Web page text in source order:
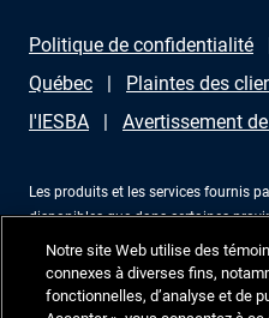
Politique de confidentialité
Québec
Plaintes des
l'IESBA
Avertissement
Les produits et les services fournis
disponibles que dans certaines
Canada et uniquement par
Aucune partie de ce document ne
ni utilisée comme référence dans
Notre site Web utilise des
connexes à diverses fins,
fonctionnelles, d’analyse et de